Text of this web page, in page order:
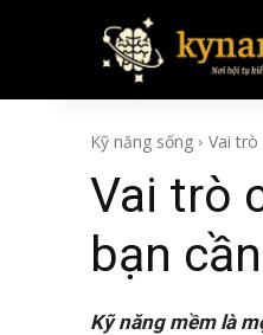
Kỹ năng sống Vai trò
Vai trò
bạn
Kỹ năng mềm là